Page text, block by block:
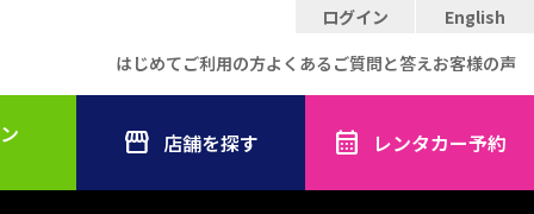
ログイン
English
はじめてご利用の方よくあるご質問と答えお客様の声
店舗を探す レンタカー予約